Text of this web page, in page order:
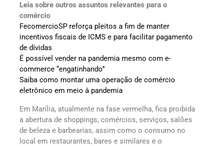
Leia sobre outros assuntos relevantes para o
comércio
FecomercioSP reforça pleitos a fim de manter
incentivos fiscais de ICMS e para facilitar pagamento
de dívidas
É possível vender na pandemia mesmo com e-
commerce “engatinhando”
Saiba como montar uma operação de comércio
eletrônico em meio à pandemia
Em Marília, atualmente na fase vermelha, fica proibida
a abertura de shoppings, comércios, serviços, salões
de beleza e barbearias, assim como o consumo no
local em restaurantes, bares e similares e o